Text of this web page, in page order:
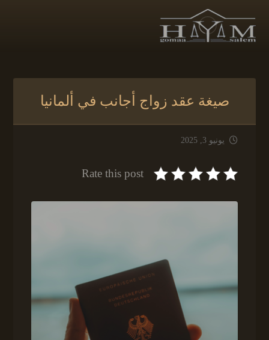
صيغة عقد زواج أجانب في ألمانيا
يونيو 3, 2025
Rate this post